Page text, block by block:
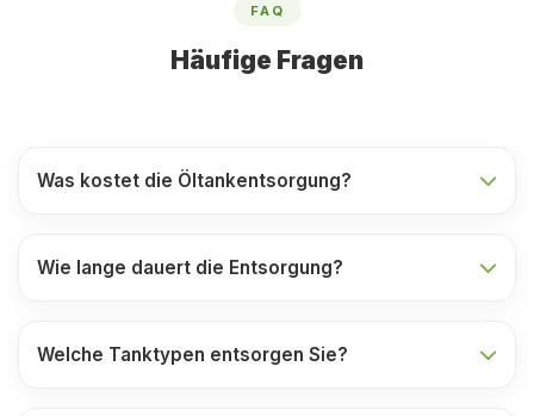
FAQ
Häufige Fragen
Was kostet die Öltankentsorgung?
Wie lange dauert die Entsorgung?
Welche Tanktypen entsorgen Sie?